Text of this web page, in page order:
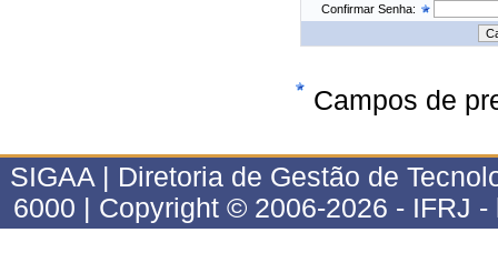
Confirmar Senha:
Campos de
SIGAA | Diretoria de Gestão de
6000 | Copyright © 2006-2026 - IFRJ